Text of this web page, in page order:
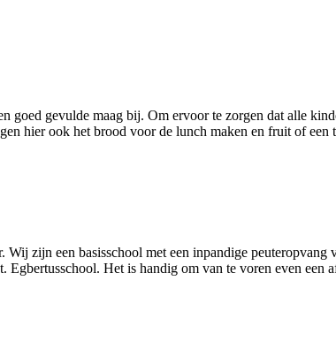
gevulde maag bij. Om ervoor te zorgen dat alle
hier ook het brood voor de lunch maken en fruit of
zijn een basisschool met een inpandige
Het is handig om van te voren even een